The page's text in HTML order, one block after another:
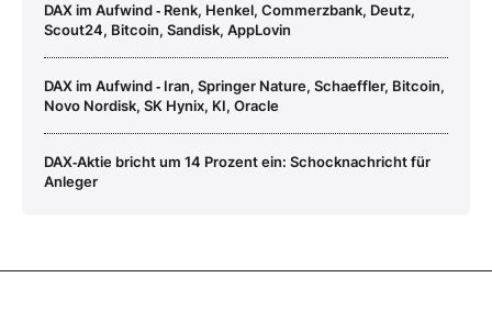
DAX im Aufwind ‑ Renk, Henkel, Commerzbank, Deutz,
Scout24, Bitcoin, Sandisk, AppLovin
DAX im Aufwind ‑ Iran, Springer Nature, Schaeffler, Bitcoin,
Novo Nordisk, SK Hynix, KI, Oracle
DAX‑Aktie bricht um 14 Prozent ein: Schocknachricht für
Anleger